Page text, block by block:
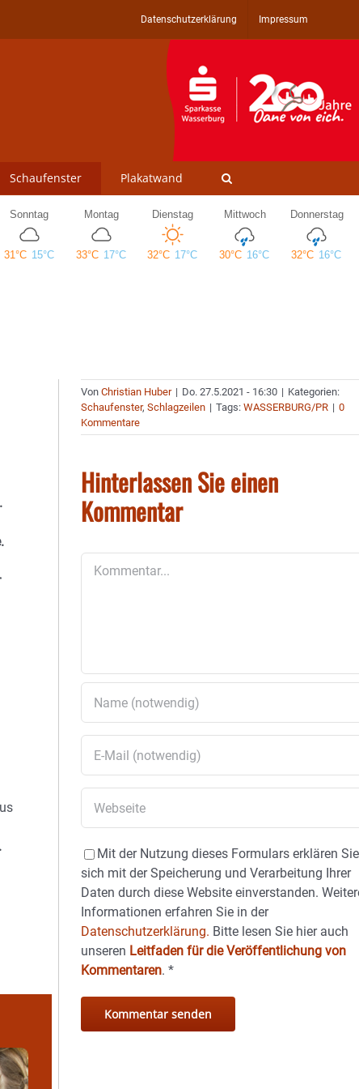
Datenschutzerklärung Impressum
Schaufenster Plakatwand
VonChristian Huber | Do. 27.5.2021 - 16:30 | Kategorien:
Schaufenster,Schlagzeilen | Tags:WASSERBURG/PR | 0
Kommentare
Hinterlassen Sie einen
Kommentar
Mit der Nutzung dieses Formulars erklären Sie
sich mit der Speicherung und Verarbeitung Ihrer
Daten durch diese Website einverstanden.
Informationen erfahren Sie in der
Datenschutzerklärung. Bitte lesen Sie hier auch
unseren Leitfaden für die Veröffentlichung von
Kommentaren.*